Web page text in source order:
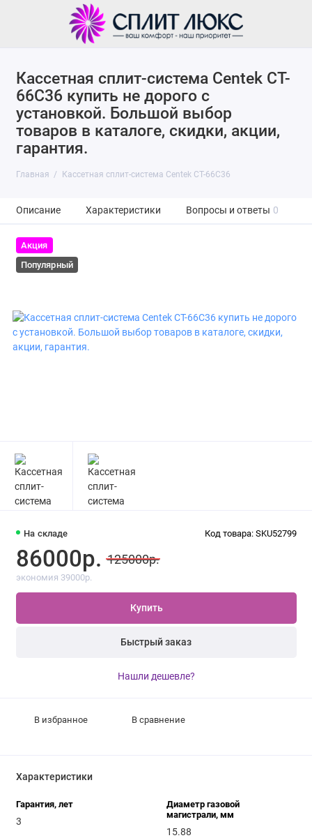
Кассетная сплит-система Centek CT-
66C36 купить не дорого с
установкой. Большой выбор
товаров в каталоге, скидки, акции,
гарантия.
Главная Кассетная сплит-система Centek CT-66C36
Описание Характеристики Вопросы и ответы 0
Акция
Популярный
На складе Код товара: SKU52799
86000р. 125000р.
экономия 39000р.
Купить
Быстрый заказ
Нашли дешевле?
В избранное В сравнение
Характеристики
Гарантия, лет
3
Диаметр газовой
магистрали, мм
15.88